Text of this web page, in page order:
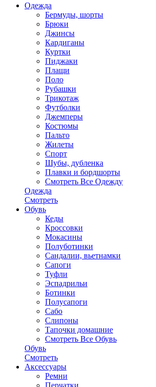
Одежда
Бермуды, шорты
Брюки
Джинсы
Кардиганы
Куртки
Пиджаки
Плащи
Поло
Рубашки
Трикотаж
Футболки
Джемперы
Костюмы
Пальто
Жилеты
Спорт
Шубы, дубленка
Плавки и бордшорты
Смотреть Все Одежду
Одежда
Смотреть
Обувь
Кеды
Кроссовки
Мокасины
Полуботинки
Сандалии, вьетнамки
Сапоги
Туфли
Эспадрильи
Ботинки
Полусапоги
Сабо
Слипоны
Тапочки домашние
Смотреть Все Обувь
Обувь
Смотреть
Аксесcуары
Ремни
Перчатки